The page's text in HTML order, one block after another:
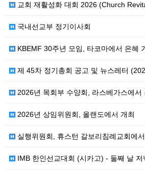
교회 재활성화 대회 2026 (Church
국내선교부 정기이사회
KBEMF 30주년 모임, 타코마에서 은혜
제 45차 정기총회 공고 및 뉴스레터
2026년 목회부 수양회, 라스베가스에서 은
2026년 상임위원회, 올랜도에서 개최
실행위원회, 휴스턴 갈보리침례교회에
IMB 한인선교대회 (시카고) - 둘째 날 저